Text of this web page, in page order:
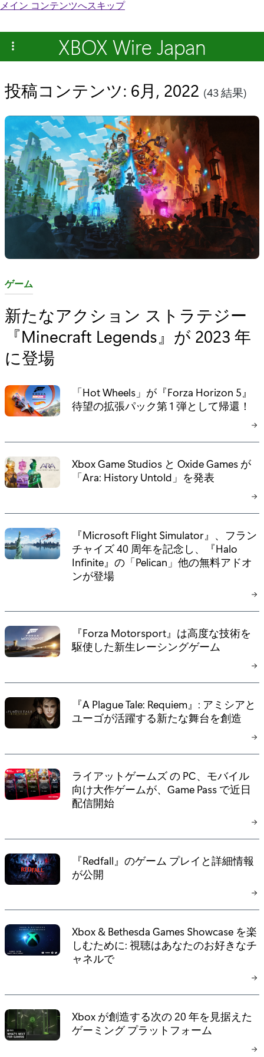
メイン コンテンツへスキップ
XBOX Wire Japan
投稿コンテンツ: 6月, 2022 (43 結果)
カ
ゴ
ゲーム
新たなアクション ストラテジー
『Minecraft Legends』が 2023 年
に登場
「Hot Wheels」が『Forza Horizon 5』
待望の拡張パック第 1 弾として帰還！
Xbox Game Studios と Oxide Games が
「Ara: History Untold」を発表
『Microsoft Flight Simulator』、フラン
チャイズ 40 周年を記念し、『Halo
Infinite』の「Pelican」他の無料アドオ
ンが登場
『Forza Motorsport』は高度な技術を
駆使した新生レーシングゲーム
『A Plague Tale: Requiem』: アミシアと
ユーゴが活躍する新たな舞台を創造
ライアットゲームズ の PC、モバイル
向け大作ゲームが、Game Pass で近日
配信開始
『Redfall』のゲーム プレイと詳細情報
が公開
Xbox & Bethesda Games Showcase を楽
しむために: 視聴はあなたのお好きなチ
ャネルで
Xbox が創造する次の 20 年を見据えた
ゲーミング プラットフォーム